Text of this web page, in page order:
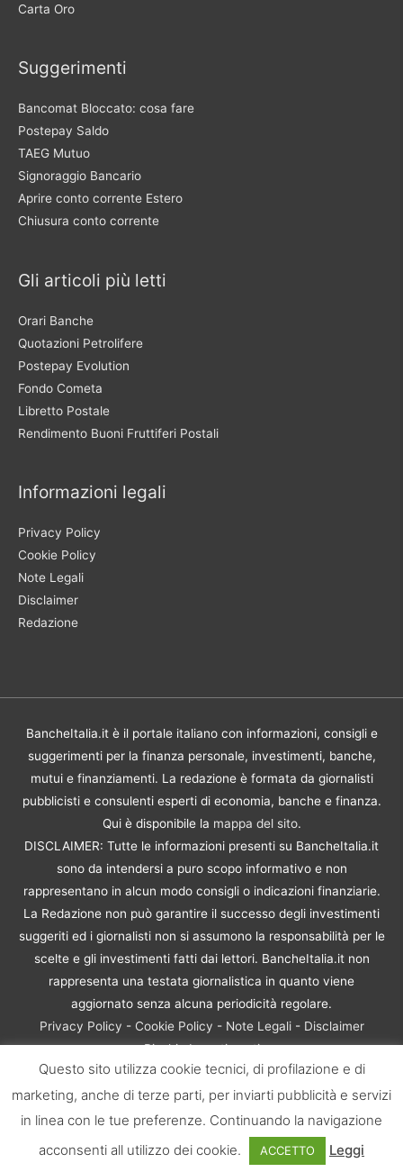
Carta Oro
Suggerimenti
Bancomat Bloccato: cosa fare
Postepay Saldo
TAEG Mutuo
Signoraggio Bancario
Aprire conto corrente Estero
Chiusura conto corrente
Gli articoli più letti
Orari Banche
Quotazioni Petrolifere
Postepay Evolution
Fondo Cometa
Libretto Postale
Rendimento Buoni Fruttiferi Postali
Informazioni legali
Privacy Policy
Cookie Policy
Note Legali
Disclaimer
Redazione
BancheItalia.it è il portale italiano con informazioni, consigli e
suggerimenti per la finanza personale, investimenti, banche,
mutui e finanziamenti. La redazione è formata da giornalisti
pubblicisti e consulenti esperti di economia, banche e finanza.
Qui è disponibile la mappa del sito.
DISCLAIMER: Tutte le informazioni presenti su BancheItalia.it
sono da intendersi a puro scopo informativo e non
rappresentano in alcun modo consigli o indicazioni finanziarie.
La Redazione non può garantire il successo degli investimenti
suggeriti ed i giornalisti non si assumono la responsabilità per le
scelte e gli investimenti fatti dai lettori. BancheItalia.it non
rappresenta una testata giornalistica in quanto viene
aggiornato senza alcuna periodicità regolare.
Privacy Policy - Cookie Policy - Note Legali- Disclaimer
Rischio Investimenti
BancheItalia.it Copyright © 2021. Tutti i diritti sono riservati. |
P.IVA 10673901004 | Contenuti di proprietà di BancheItalia.it:
non sono riproducibili, neanche parzialmente, senza esplicita
Questo sito utilizza cookie tecnici, di profilazione e di
marketing, anche di terze parti, per inviarti pubblicità e servizi
in linea con le tue preferenze. Continuando la navigazione
acconsenti all utilizzo dei cookie.
ACCETTO Leggi